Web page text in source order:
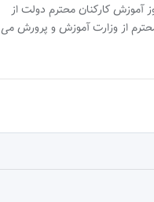
کارکنان محترم دولت از
از وزارت آموزش و پرورش می